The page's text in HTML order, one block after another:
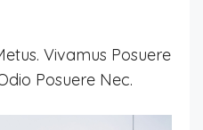
Vivamus Posuere
Posuere Nec.